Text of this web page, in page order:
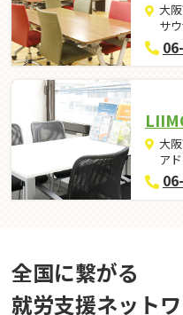
大
サ
大
ア
全国に繋がる
就労⽀援ネット